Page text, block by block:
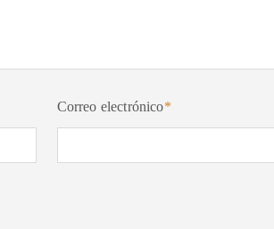
Correo electrónico*